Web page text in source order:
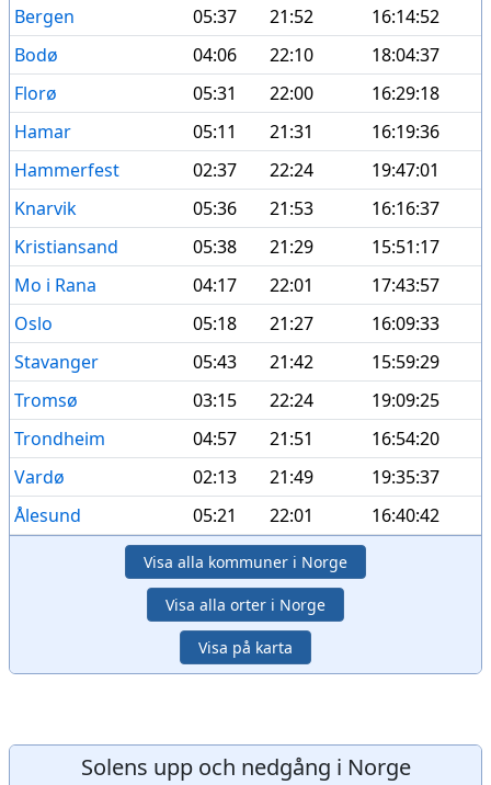
Bergen
05:37 21:52
16:14:52
Bodø
04:06 22:10
18:04:37
Florø
05:31 22:00
16:29:18
Hamar
05:11 21:31
16:19:36
Hammerfest
02:37 22:24
19:47:01
Knarvik
05:36 21:53
16:16:37
Kristiansand
05:38 21:29
15:51:17
Mo i Rana
04:17 22:01
17:43:57
Oslo
05:18 21:27
16:09:33
Stavanger
05:43 21:42
15:59:29
Tromsø
03:15 22:24
19:09:25
Trondheim
04:57 21:51
16:54:20
Vardø
02:13 21:49
19:35:37
Ålesund
05:21 22:01 16:40:42
Visa alla kommuner i Norge
Visa alla orter i Norge
Visa på karta
Solens upp och nedgång i Norge